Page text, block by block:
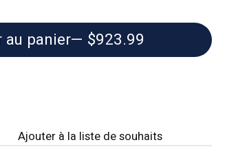
au panier
— $923.99
Ajouter à la liste de souhaits